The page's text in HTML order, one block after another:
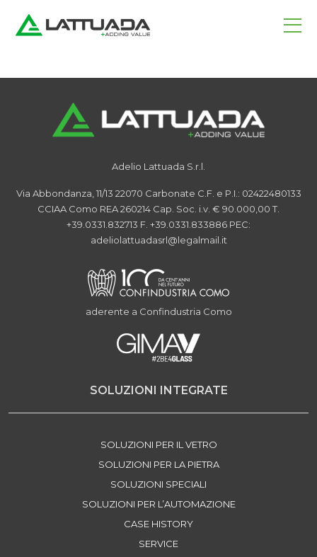
Category:Serie TL
Adelio Lattuada S.r.l.
Via Abbondanza, 11/13 22070 Carbonate C.F. e P.I.: 02422480133
CCIAA Como REA 260214 Cap. Soc. i.v. € 90.000,00 T.
+39.0331.832713 F. +39.0331.833886 PEC:
adeliolattuadasrl@legalmail.it
aderente a Confindustria Como
SOLUZIONI INTEGRATE
SOLUZIONI PER IL VETRO
SOLUZIONI PER LA PIETRA
SOLUZIONI SPECIALI
SOLUZIONI PER L’AUTOMAZIONE
CASE HISTORY
SERVICE